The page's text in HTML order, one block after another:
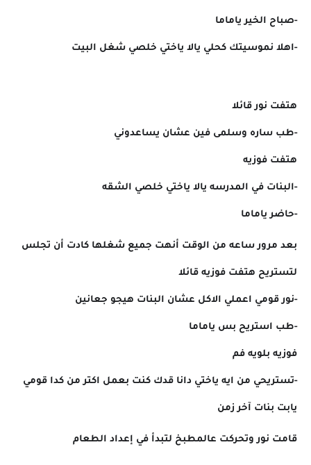
-صباح الخير ياماما
-اهلا نموسيتك كحلي يالا ياختي خلصي شغل البيت
هتفت نور قائلا
-طب ساره وسلمى فين عشان يساعدوني
هتفت فوزيه
-البنات في المدرسه يالا ياختي خلصي الشقه
-حاضر ياماما
بعد مرور ساعه من الوقت أنهت جميع شغلها كادت أن تجلس
لتستريح هتفت فوزيه قائلا
-نور قومي اعملي الاكل عشان البنات هيجو جعانين
-طب استريح بس ياماما
فوزيه بلويه فم
-تستريحي من ايه ياختي دانا قدك كنت بعمل اكتر من كدا قومي
يابت بنات آخر زمن
قامت نور وتحركت عالمطبخ لتبدأ في إعداد الطعام